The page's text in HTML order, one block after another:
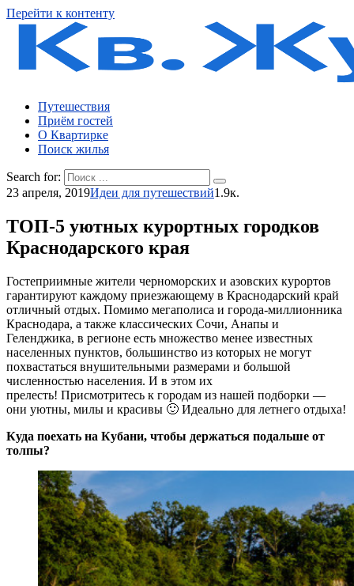
Перейти к контенту
Путешествия
Приём гостей
О Квартирке
Поиск жилья
Search for:
23 апреля, 2019Идеи для путешествий1.9к.
ТОП-5 уютных курортных городков
Краснодарского края
Гостеприимные жители черноморских и азовских курортов
гарантируют каждому приезжающему в Краснодарский край
отличный отдых. Помимо мегаполиса и города-миллионника
Краснодара, а также классических Сочи, Анапы и
Геленджика, в регионе есть множество менее известных
населенных пунктов, большинство из которых не могут
похвастаться внушительными размерами и большой
численностью населения. И в этом их
прелесть! Присмотритесь к городам из нашей подборки —
они уютны, милы и красивы 🙂 Идеально для летнего отдыха!
Куда поехать на Кубани, чтобы держаться подальше от
толпы?